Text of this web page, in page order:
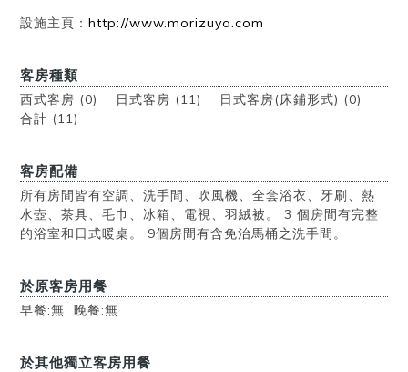
設施主頁：http://www.morizuya.com
客房種類
西式客房 (0) 日式客房 (11) 日式客房(床鋪形式) (0)
合計 (11)
客房配備
所有房間皆有空調、洗手間、吹風機、全套浴衣、牙刷、熱
水壺、茶具、毛巾、冰箱、電視、羽絨被。 3 個房間有完整
的浴室和日式暖桌。 9個房間有含免治馬桶之洗手間。
於原客房用餐
早餐:無 晚餐:無
於其他獨立客房用餐